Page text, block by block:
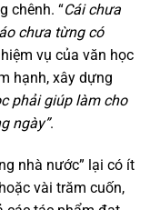
chênh. “Cái chưa
chưa từng có
vụ của văn học
hạnh, xây dựng
phải giúp làm cho
ngày”.
nhà nước” lại có ít
vài trăm cuốn,